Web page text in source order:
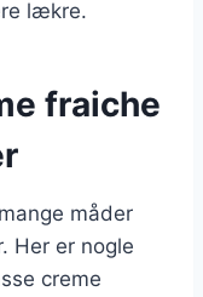
lækre.
fraiche
måder
Her er nogle
creme